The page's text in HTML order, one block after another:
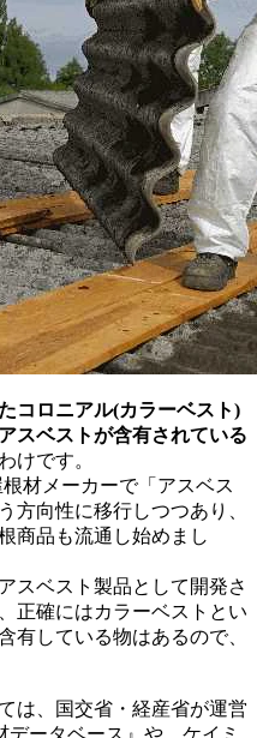
コロニアル(カラーベスト)
スベストが含有されている
けです。
材メーカーで「アスベス
方向性に移行しつつあり、
商品も流通し始めまし
スベスト製品として開発さ
正確にはカラーベストとい
有している物はあるので、
は、国交省・経産省が運営